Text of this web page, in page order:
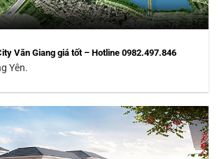
Văn Giang giá tốt – Hotline 0982.497.846
Yên.